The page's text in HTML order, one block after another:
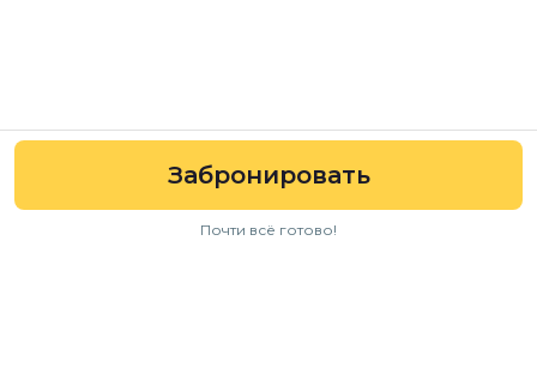
Забронировать
Почти всё готово!